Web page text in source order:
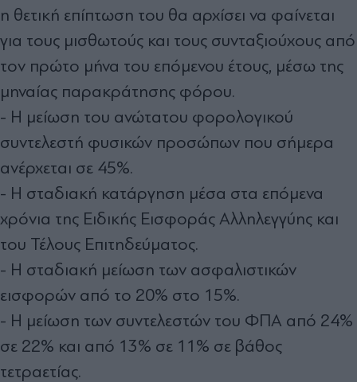
η θετική επίπτωση του θα αρχίσει να φαίνεται
για τους μισθωτούς και τους συνταξιούχους από
τον πρώτο μήνα του επόμενου έτους, μέσω της
μηναίας παρακράτησης φόρου.
- Η μείωση του ανώτατου φορολογικού
συντελεστή φυσικών προσώπων που σήμερα
ανέρχεται σε 45%.
- Η σταδιακή κατάργηση μέσα στα επόμενα
χρόνια της Ειδικής Εισφοράς Αλληλεγγύης και
του Τέλους Επιτηδεύματος.
- Η σταδιακή μείωση των ασφαλιστικών
εισφορών από το 20% στο 15%.
- Η μείωση των συντελεστών του ΦΠΑ από 24%
σε 22% και από 13% σε 11% σε βάθος
τετραετίας.